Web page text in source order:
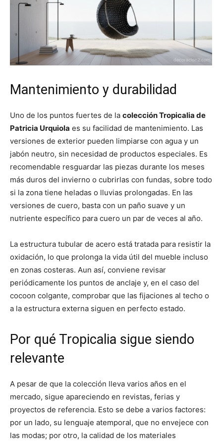
Mantenimiento y durabilidad
Uno de los puntos fuertes de la colección Tropicalia de
Patricia Urquiola es su facilidad de mantenimiento. Las
versiones de exterior pueden limpiarse con agua y un
jabón neutro, sin necesidad de productos especiales. Es
recomendable resguardar las piezas durante los meses
más duros del invierno o cubrirlas con fundas, sobre todo
si la zona tiene heladas o lluvias prolongadas. En las
versiones de cuero, basta con un paño suave y un
nutriente específico para cuero un par de veces al año.
La estructura tubular de acero está tratada para resistir la
oxidación, lo que prolonga la vida útil del mueble incluso
en zonas costeras. Aun así, conviene revisar
periódicamente los puntos de anclaje y, en el caso del
cocoon colgante, comprobar que las fijaciones al techo o
a la estructura externa siguen en perfecto estado.
Por qué Tropicalia sigue siendo
relevante
A pesar de que la colección lleva varios años en el
mercado, sigue apareciendo en revistas, ferias y
proyectos de referencia. Esto se debe a varios factores:
por un lado, su lenguaje atemporal, que no envejece con
las modas; por otro, la calidad de los materiales